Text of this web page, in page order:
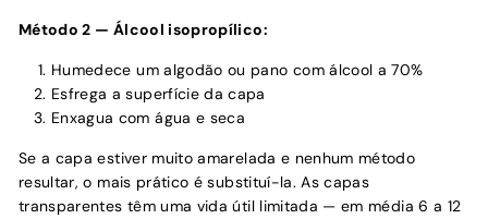
Método 2 — Álcool isopropílico:
Humedece um algodão ou pano com álcool a 70%
Esfrega a superfície da capa
Enxagua com água e seca
Se a capa estiver muito amarelada e nenhum método
resultar, o mais prático é substituí-la. As capas
transparentes têm uma vida útil limitada — em média 6 a 12